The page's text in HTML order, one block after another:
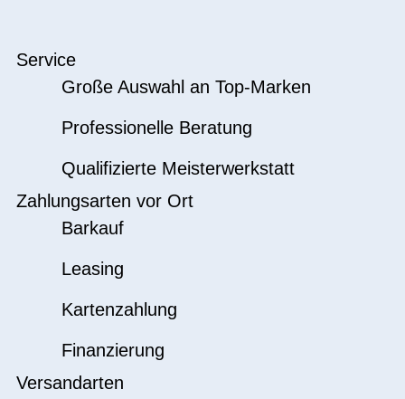
Service
Große Auswahl an Top-Marken
Professionelle Beratung
Qualifizierte Meisterwerkstatt
Zahlungsarten vor Ort
Barkauf
Leasing
Kartenzahlung
Finanzierung
Versandarten